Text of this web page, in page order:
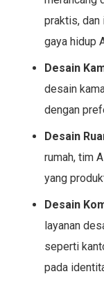
praktis, dan
gaya hidup
Desain
desain
dengan
Desain
rumah, tim
yang
Desain
layanan
seperti
pada